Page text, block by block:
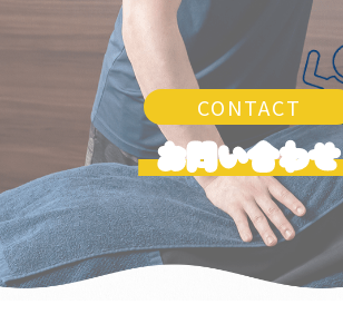
CONTACT
お問い合わせ